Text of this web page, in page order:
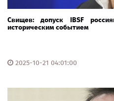
Свищев: допуск IBSF
историческим событием
2025-10-21 04:01:00